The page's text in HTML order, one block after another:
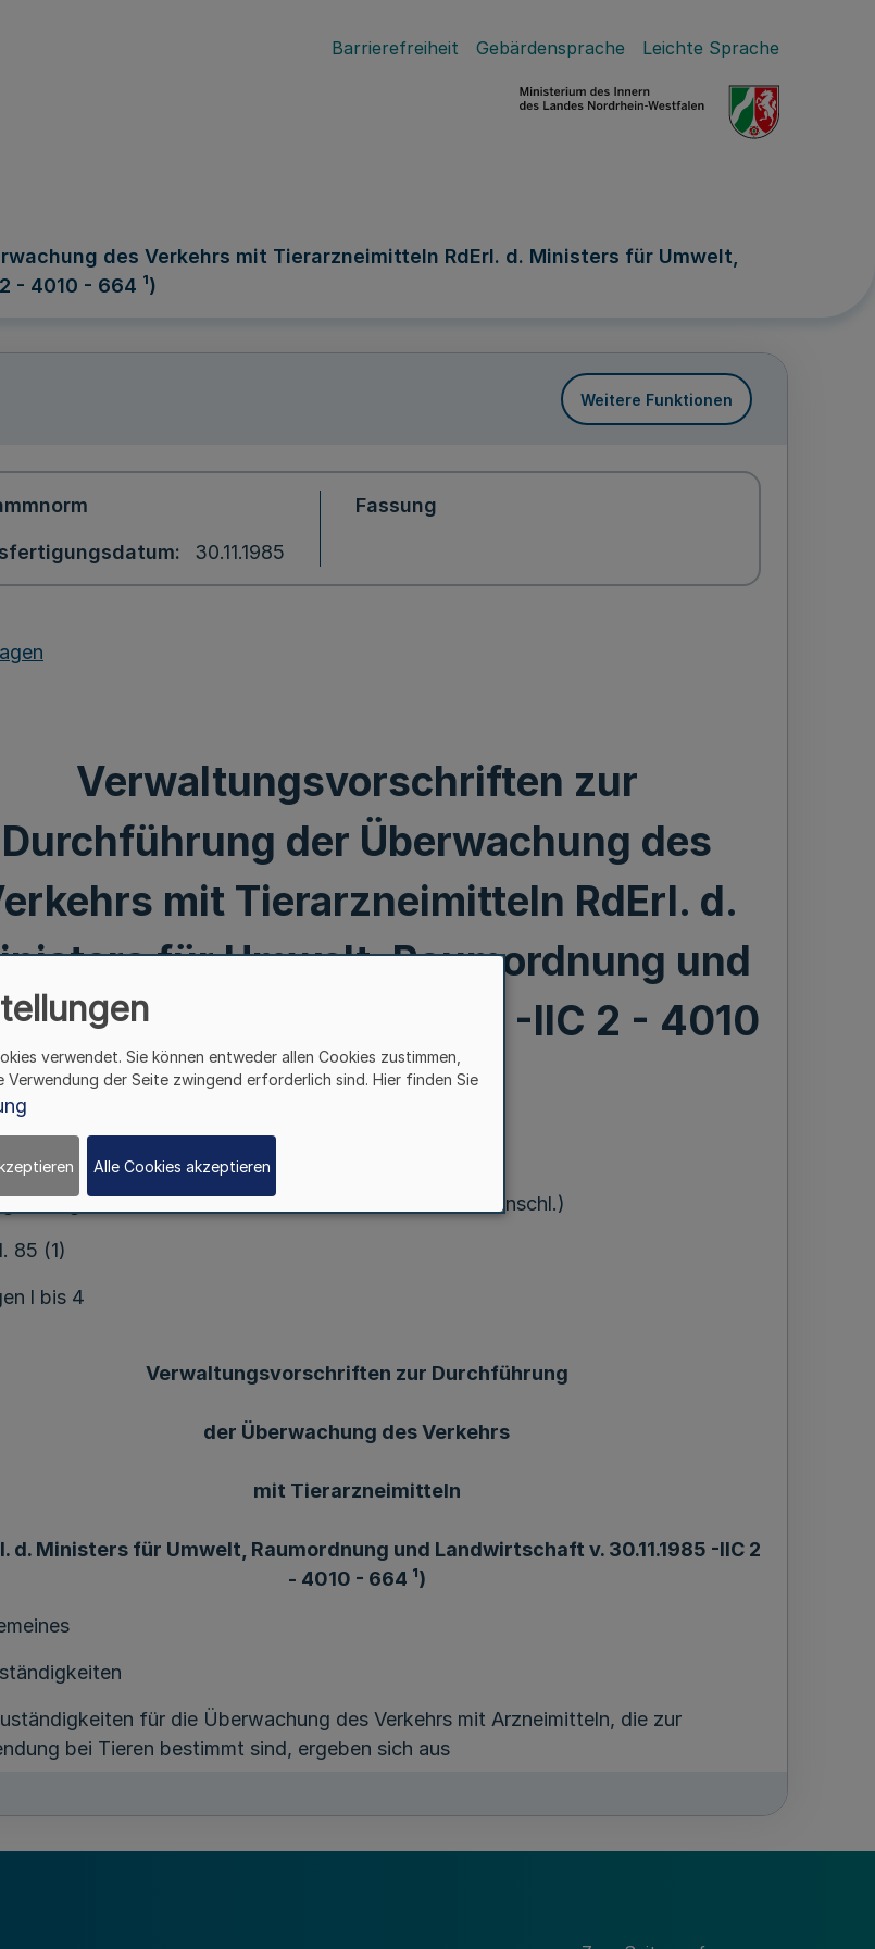
Barrierefreiheit Gebärdensprache Leichte Sprache
des Verkehrs mit Tierarzneimitteln RdErl. d. Ministers für Umwelt,
- 4010 - 664 ¹)
Weitere Funktionen
30.11.1985
Fassung
Verwaltungsvorschriften zur
Durchführung der Überwachung des
mit Tierarzneimitteln RdErl. d.
für Umwelt, Raumordnung und
v. 30.11.1985 -IIC 2 - 4010
- 664 ¹)
SMBl.NW.-(Stand 1.2.1986 = MB1.NW. Nr. 9 einschl.)
85 (1)
l bis 4
Verwaltungsvorschriften zur Durchführung
der Überwachung des Verkehrs
mit Tierarzneimitteln
d. Ministers für Umwelt, Raumordnung und Landwirtschaft v. 30.11.1985 -IIC 2
- 4010 - 664 ¹)
für die Überwachung des Verkehrs mit Arzneimitteln, die zur
bei Tieren bestimmt sind, ergeben sich aus
verwendet. Sie können entweder allen Cookies zustimmen,
der Seite zwingend erforderlich sind. Hier finden Sie
Alle Cookies akzeptieren